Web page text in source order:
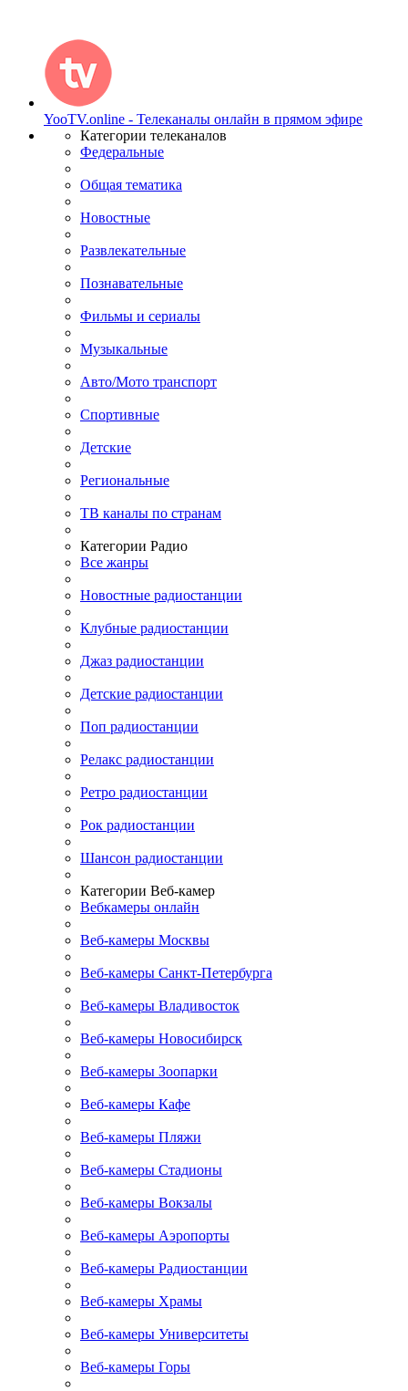
YooTV.online - Телеканалы онлайн в прямом эфире
Категории телеканалов
Федеральные
Общая тематика
Новостные
Развлекательные
Познавательные
Фильмы и сериалы
Музыкальные
Авто/Мото транспорт
Спортивные
Детские
Региональные
ТВ каналы по странам
Категории Радио
Все жанры
Новостные радиостанции
Клубные радиостанции
Джаз радиостанции
Детские радиостанции
Поп радиостанции
Релакс радиостанции
Ретро радиостанции
Рок радиостанции
Шансон радиостанции
Категории Веб-камер
Вебкамеры онлайн
Веб-камеры Москвы
Веб-камеры Санкт-Петербурга
Веб-камеры Владивосток
Веб-камеры Новосибирск
Веб-камеры Зоопарки
Веб-камеры Кафе
Веб-камеры Пляжи
Веб-камеры Стадионы
Веб-камеры Вокзалы
Веб-камеры Аэропорты
Веб-камеры Радиостанции
Веб-камеры Храмы
Веб-камеры Университеты
Веб-камеры Горы